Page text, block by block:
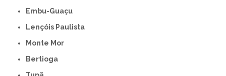
Embu-Guaçu
Lençóis Paulista
Monte Mor
Bertioga